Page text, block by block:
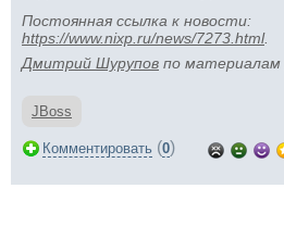
Постоянная ссылка к новости:
https://www.nixp.ru/news/7273.html.
Дмитрий Шурупов по материалам
JBoss
Комментировать (0)